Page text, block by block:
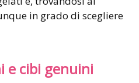
in grado di scegliere
e cibi genuini